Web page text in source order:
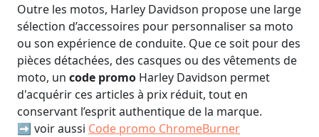
Outre les motos, Harley Davidson propose une large
sélection d’accessoires pour personnaliser sa moto
ou son expérience de conduite. Que ce soit pour des
pièces détachées, des casques ou des vêtements de
moto, un code promo Harley Davidson permet
d'acquérir ces articles à prix réduit, tout en
conservant l’esprit authentique de la marque.
➡️ voir aussi Code promo ChromeBurner